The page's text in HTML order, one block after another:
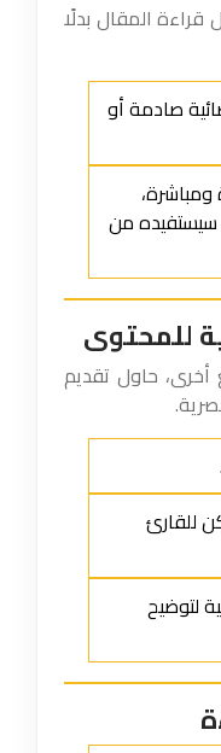
قراءة المقال بدلًا
صادمة أو
سيستفيده من
حاول تقديم
للقارئ
لتوضيح